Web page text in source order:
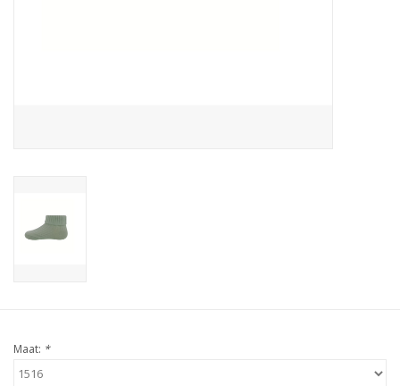
Maat: *